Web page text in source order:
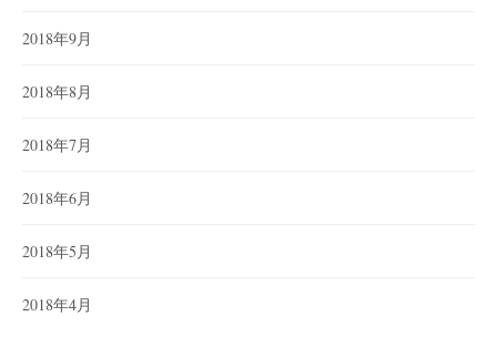
2018年9月
2018年8月
2018年7月
2018年6月
2018年5月
2018年4月